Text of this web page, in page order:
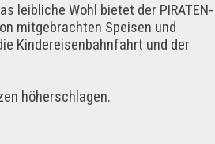
leibliche Wohl bietet der PIRATEN-
mitgebrachten Speisen und
Kindereisenbahnfahrt und der
höherschlagen.